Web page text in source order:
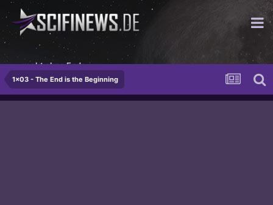
...rockt ohne Ende
1x03 - The End is the Beginning